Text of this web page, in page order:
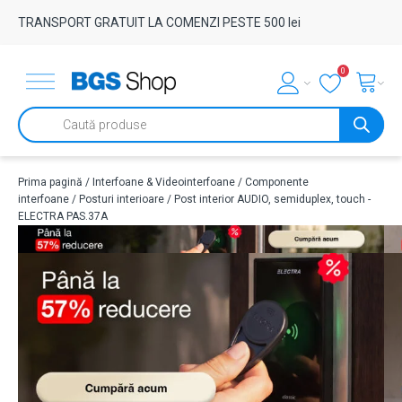
TRANSPORT GRATUIT LA COMENZI PESTE 500 lei
0
Products
search
Prima pagină / Interfoane & Videointerfoane / Componente
interfoane / Posturi interioare / Post interior AUDIO, semiduplex, touch -
ELECTRA PAS.37A